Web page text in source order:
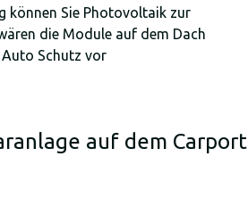
können Sie Photovoltaik zur
die Module auf dem Dach
Schutz vor
auf dem Carport